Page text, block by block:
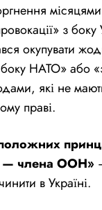
з
окупувати
НАТО» або
які не
праві.
— члена ООН»
в Україні.